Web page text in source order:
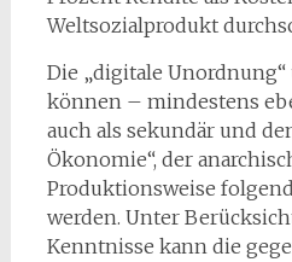
Weltsozialprodukt
Die „digitale
können – mindestens
auch als sekundär und
Ökonomie“, der
Produktionsweise
werden. Unter
Kenntnisse kann die